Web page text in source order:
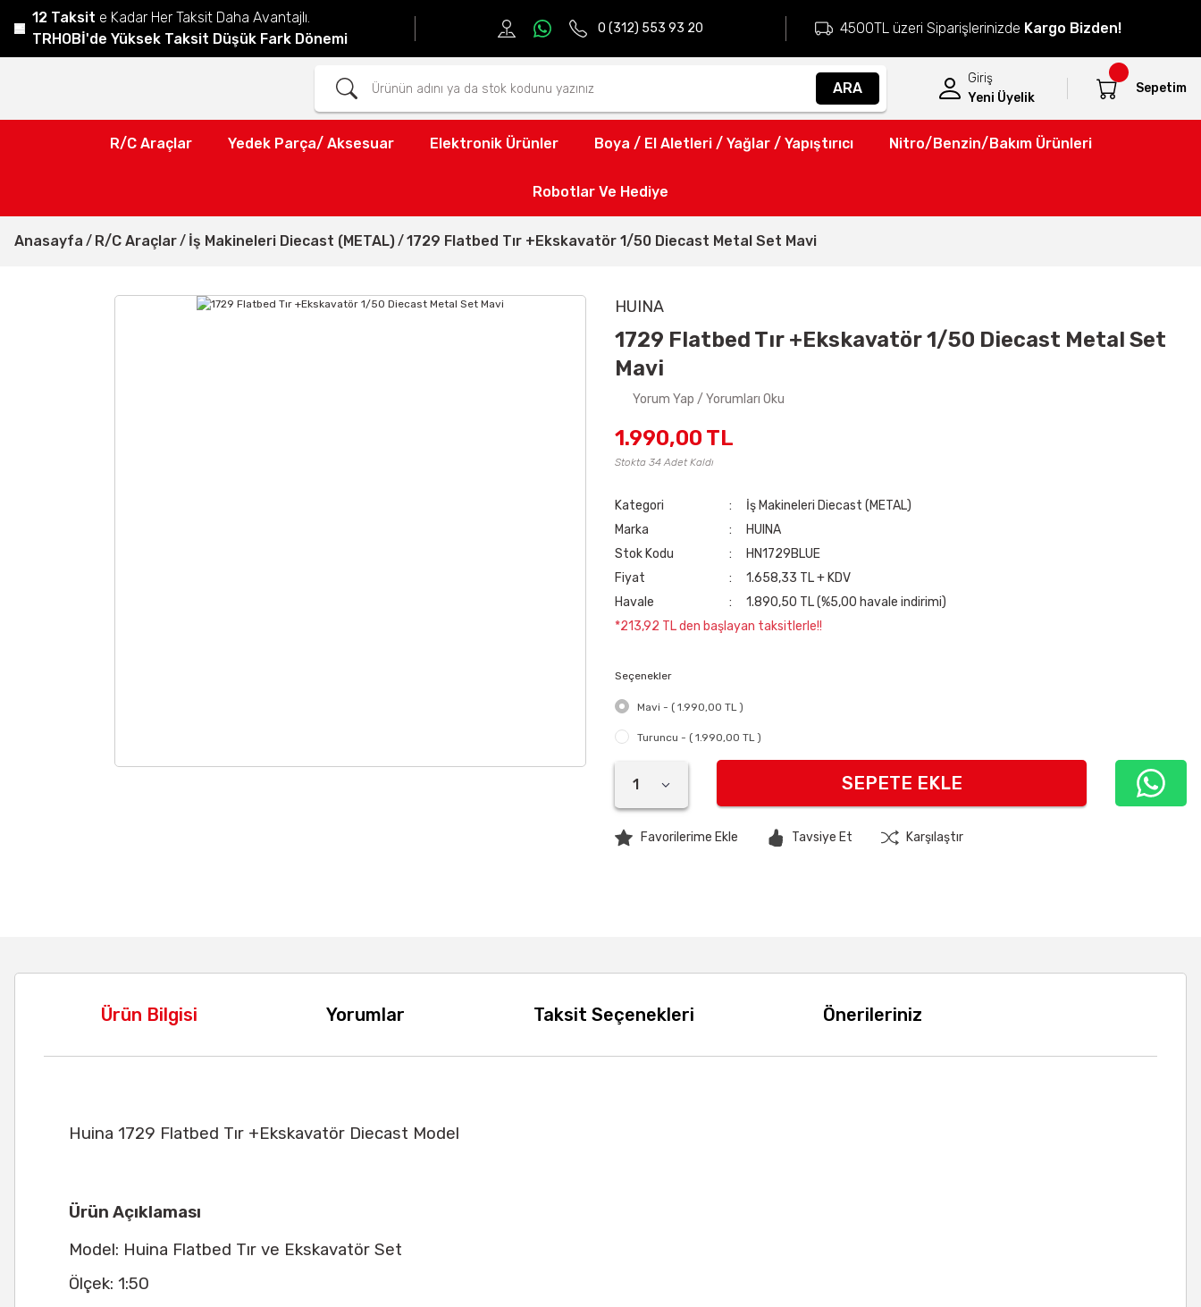
12 Taksit e Kadar Her Taksit Daha Avantajlı.
TRHOBİ'de Yüksek Taksit Düşük Fark Dönemi
0 (312) 553 93 20 4500TL üzeri Siparişlerinizde Kargo Bizden!
ARA
Giriş
Yeni Üyelik
Sepetim
R/C Araçlar Yedek Parça/ Aksesuar Elektronik Ürünler Boya / El Aletleri / Yağlar / Yapıştırıcı Nitro/Benzin/Bakım Ürünleri
Robotlar Ve Hediye
Anasayfa R/C Araçlar İş Makineleri Diecast (METAL) 1729 Flatbed Tır +Ekskavatör 1/50 Diecast Metal Set Mavi
HUINA
1729 Flatbed Tır +Ekskavatör 1/50 Diecast Metal Set
Mavi
Yorum Yap / Yorumları Oku
1.990,00 TL
Stokta 34 Adet Kaldı
Kategori
İş Makineleri Diecast (METAL)
Marka
HUINA
Stok Kodu
HN1729BLUE
Fiyat
1.658,33 TL + KDV
Havale
1.890,50 TL (%5,00 havale indirimi)
*213,92 TL den başlayan taksitlerle!!
Seçenekler
Mavi - ( 1.990,00 TL )
Turuncu - ( 1.990,00 TL )
SEPETE EKLE
Tavsiye Et Karşılaştır
Ürün Bilgisi Yorumlar Taksit Seçenekleri Önerileriniz
Huina 1729 Flatbed Tır +Ekskavatör Diecast Model
Ürün Açıklaması
Model: Huina Flatbed Tır ve Ekskavatör Set
Ölçek: 1:50